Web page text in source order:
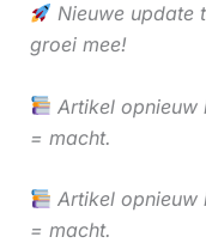
Nieuwe update
groei mee!
Artikel opnieuw
= macht.
Artikel opnieuw
= macht.